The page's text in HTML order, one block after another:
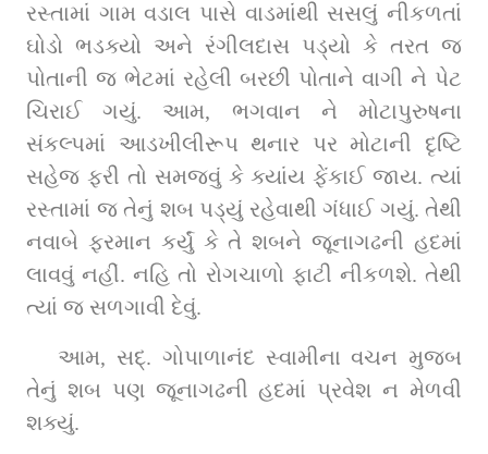
રસ્તામાં ગામ વડાલ પાસે વાડમાંથી સસલું નીકળતાં
ઘોડો ભડક્યો અને રંગીલદાસ પડ્યો કે તરત જ
પોતાની જ ભેટમાં રહેલી બરછી પોતાને વાગી ને પેટ
ચિરાઈ ગયું. આમ, ભગવાન ને મોટાપુરુષના
સંકલ્પમાં આડખીલીરૂપ થનાર પર મોટાની દૃષ્ટિ
સહેજ ફરી તો સમજવું કે ક્યાંય ફેંકાઈ જાય. ત્યાં
રસ્તામાં જ તેનું શબ પડ્યું રહેવાથી ગંધાઈ ગયું. તેથી
નવાબે ફરમાન કર્યું કે તે શબને જૂનાગઢની હદમાં
લાવવું નહીં. નહિ તો રોગચાળો ફાટી નીકળશે. તેથી
ત્યાં જ સળગાવી દેવું.
આમ, સદ્‌. ગોપાળાનંદ સ્વામીના વચન મુજબ
તેનું શબ પણ જૂનાગઢની હદમાં પ્રવેશ ન મેળવી
શક્યું.